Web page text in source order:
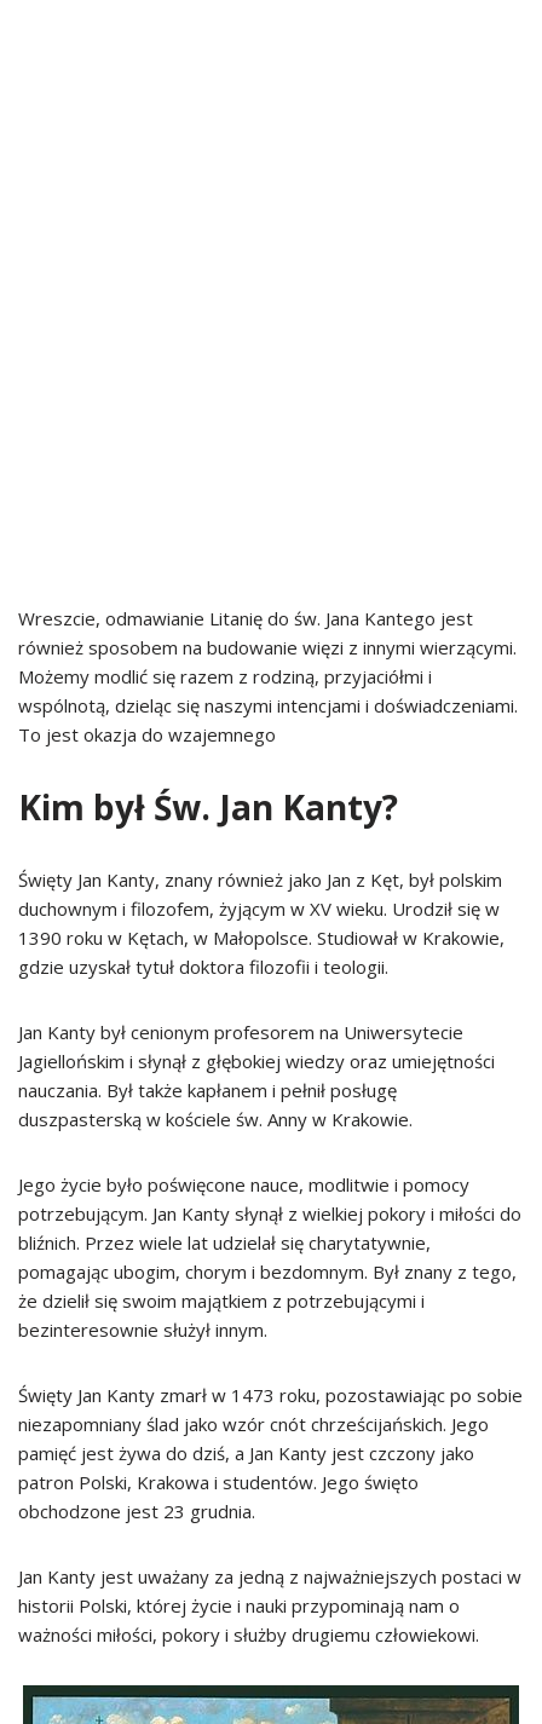
Wreszcie, odmawianie Litanię do św. Jana Kantego jest
również sposobem na budowanie więzi z innymi wierzącymi.
Możemy modlić się razem z rodziną, przyjaciółmi i
wspólnotą, dzieląc się naszymi intencjami i doświadczeniami.
To jest okazja do wzajemnego
Kim był Św. Jan Kanty?
Święty Jan Kanty, znany również jako Jan z Kęt, był polskim
duchownym i filozofem, żyjącym w XV wieku. Urodził się w
1390 roku w Kętach, w Małopolsce. Studiował w Krakowie,
gdzie uzyskał tytuł doktora filozofii i teologii.
Jan Kanty był cenionym profesorem na Uniwersytecie
Jagiellońskim i słynął z głębokiej wiedzy oraz umiejętności
nauczania. Był także kapłanem i pełnił posługę
duszpasterską w kościele św. Anny w Krakowie.
Jego życie było poświęcone nauce, modlitwie i pomocy
potrzebującym. Jan Kanty słynął z wielkiej pokory i miłości do
bliźnich. Przez wiele lat udzielał się charytatywnie,
pomagając ubogim, chorym i bezdomnym. Był znany z tego,
że dzielił się swoim majątkiem z potrzebującymi i
bezinteresownie służył innym.
Święty Jan Kanty zmarł w 1473 roku, pozostawiając po sobie
niezapomniany ślad jako wzór cnót chrześcijańskich. Jego
pamięć jest żywa do dziś, a Jan Kanty jest czczony jako
patron Polski, Krakowa i studentów. Jego święto
obchodzone jest 23 grudnia.
Jan Kanty jest uważany za jedną z najważniejszych postaci w
historii Polski, której życie i nauki przypominają nam o
ważności miłości, pokory i służby drugiemu człowiekowi.